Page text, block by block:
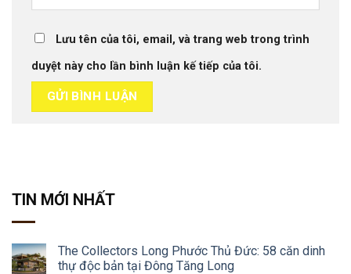
Lưu tên của tôi, email, và trang web trong trình
duyệt này cho lần bình luận kế tiếp của tôi.
TIN MỚI NHẤT
The Collectors Long Phước Thủ Đức: 58 căn dinh
thự độc bản tại Đông Tăng Long